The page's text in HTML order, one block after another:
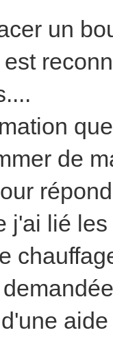
un
de
j'ai lié